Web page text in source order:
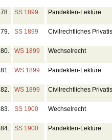
SS 1899 Pandekten-Lektüre
SS 1899 Civilrechtliches
WS 1899 Wechselrecht
WS 1899 Pandekten-Lektüre
WS 1899 Civilrechtliches
SS 1900 Wechselrecht
SS 1900 Pandekten-Lektüre